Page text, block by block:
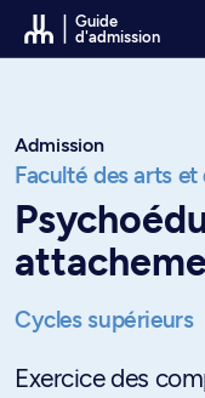
Passer au contenu
Guide
d'admission
Admission
Faculté des arts et
Cycles supérieurs
Exercice des